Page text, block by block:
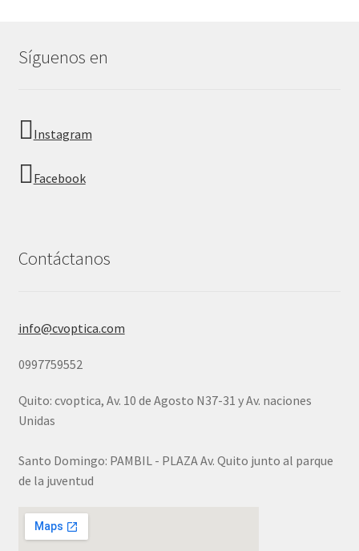
Síguenos en
Instagram
Facebook
Contáctanos
info@cvoptica.com
0997759552
Quito: cvoptica, Av. 10 de Agosto N37-31 y Av. naciones
Unidas
Santo Domingo: PAMBIL - PLAZA Av. Quito junto al parque
de la juventud